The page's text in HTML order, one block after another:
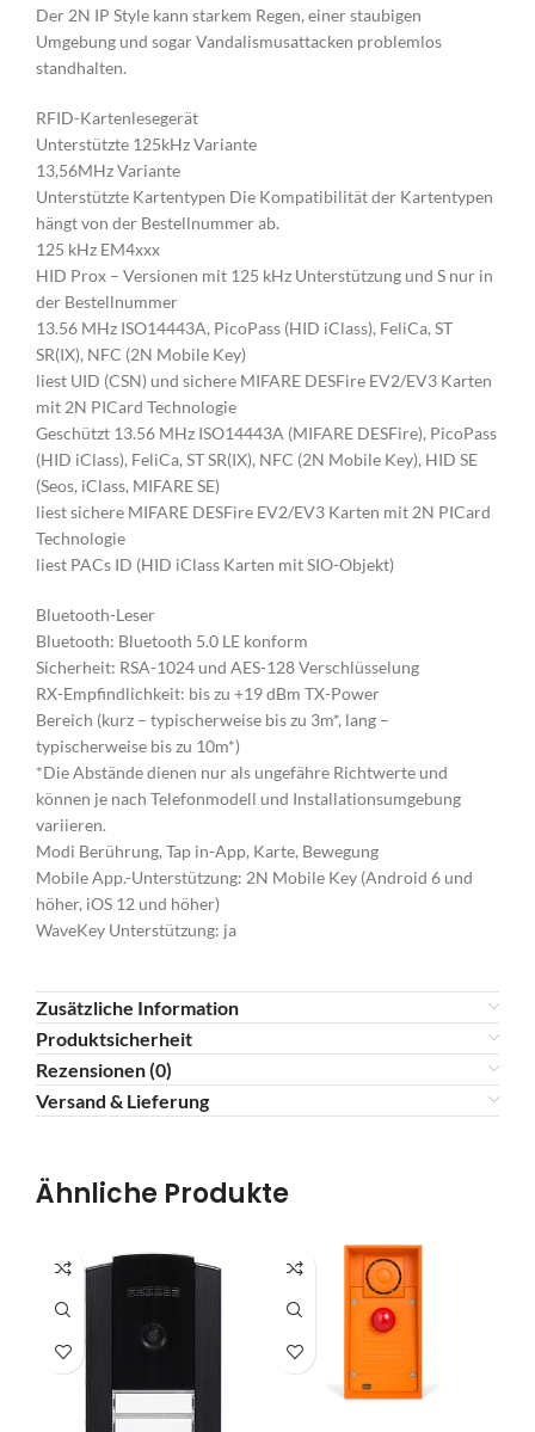
Der 2N IP Style kann starkem Regen, einer staubigen
Umgebung und sogar Vandalismusattacken problemlos
standhalten.
RFID-Kartenlesegerät
Unterstützte 125kHz Variante
13,56MHz Variante
Unterstützte Kartentypen Die Kompatibilität der Kartentypen
hängt von der Bestellnummer ab.
125 kHz EM4xxx
HID Prox – Versionen mit 125 kHz Unterstützung und S nur in
der Bestellnummer
13.56 MHz ISO14443A, PicoPass (HID iClass), FeliCa, ST
SR(IX), NFC (2N Mobile Key)
liest UID (CSN) und sichere MIFARE DESFire EV2/EV3 Karten
mit 2N PICard Technologie
Geschützt 13.56 MHz ISO14443A (MIFARE DESFire), PicoPass
(HID iClass), FeliCa, ST SR(IX), NFC (2N Mobile Key), HID SE
(Seos, iClass, MIFARE SE)
liest sichere MIFARE DESFire EV2/EV3 Karten mit 2N PICard
Technologie
liest PACs ID (HID iClass Karten mit SIO-Objekt)
Bluetooth-Leser
Bluetooth: Bluetooth 5.0 LE konform
Sicherheit: RSA-1024 und AES-128 Verschlüsselung
RX-Empfindlichkeit: bis zu +19 dBm TX-Power
Bereich (kurz – typischerweise bis zu 3m*, lang –
typischerweise bis zu 10m*)
*Die Abstände dienen nur als ungefähre Richtwerte und
können je nach Telefonmodell und Installationsumgebung
variieren.
Modi Berührung, Tap in-App, Karte, Bewegung
Mobile App.-Unterstützung: 2N Mobile Key (Android 6 und
höher, iOS 12 und höher)
WaveKey Unterstützung: ja
Zusätzliche Information
Produktsicherheit
Rezensionen (0)
Versand & Lieferung
Ähnliche Produkte